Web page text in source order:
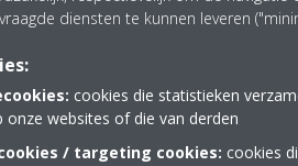
- vooral een zonder uitschuifbaar
waarmee rekening moet worden
diensten te kunnen leveren
cookies die statistieken
onze websites of die van derden
/ targeting cookies: cookies